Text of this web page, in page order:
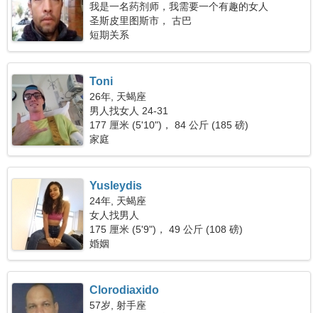
我是一名药剂师，我需要一个有趣的女人
圣斯皮里图斯市， 古巴
短期关系
Toni
26年, 天蝎座
男人找女人 24-31
177 厘米 (5'10")， 84 公斤 (185 磅)
家庭
Yusleydis
24年, 天蝎座
女人找男人
175 厘米 (5'9")， 49 公斤 (108 磅)
婚姻
Clorodiaxido
57岁, 射手座